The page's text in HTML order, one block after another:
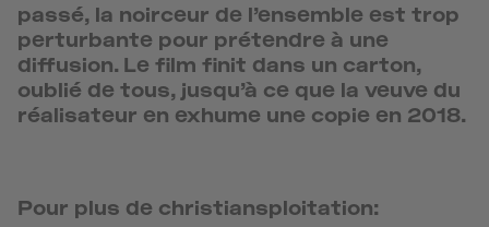
passé, la noirceur de l’ensemble est trop
perturbante pour prétendre à une
diffusion. Le film finit dans un carton,
oublié de tous, jusqu’à ce que la veuve du
réalisateur en exhume une copie en 2018.
Pour plus de christiansploitation: